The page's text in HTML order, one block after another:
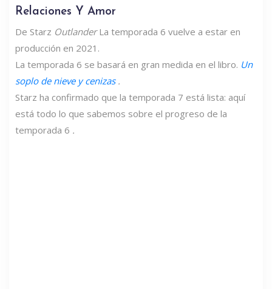
Relaciones Y Amor
De Starz OutlanderLa temporada 6 vuelve a estar en
producción en 2021.
La temporada 6 se basará en gran medida en el libro. Un
soplo de nieve y cenizas.
Starz ha confirmado que la temporada 7 está lista: aquí
está todo lo que sabemos sobre el progreso de la
temporada 6 .